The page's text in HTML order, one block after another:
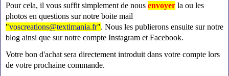
Pour cela, il vous suffit simplement de nous envoyer la ou les
photos en questions sur notre boite mail
"voscreations@textimania.fr". Nous les publierons ensuite sur notre
blog ainsi que sur notre compte Instagram et Facebook.
Votre bon d'achat sera directement introduit dans votre compte lors
de votre prochaine commande.